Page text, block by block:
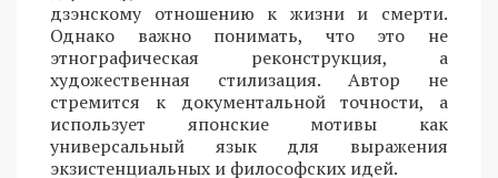
дзэнскому отношению к жизни и смерти.
Однако важно понимать, что это не
этнографическая реконструкция, а
художественная стилизация. Автор не
стремится к документальной точности, а
использует японские мотивы как
универсальный язык для выражения
экзистенциальных и философских идей.